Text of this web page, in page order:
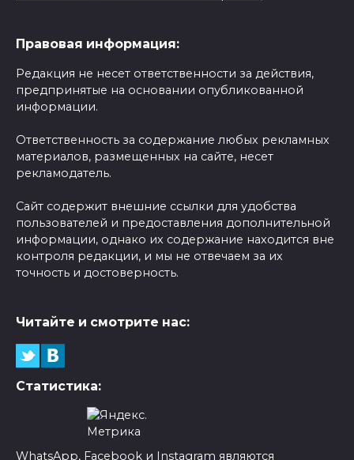
Правовая информация:
Редакция не несет ответственности за действия,
предпринятые на основании опубликованной
информации.
Ответственность за содержание любых рекламных
материалов, размещенных на сайте, несет
рекламодатель.
Сайт содержит внешние ссылки для удобства
пользователей и предоставления дополнительной
информации, однако их содержание находится вне
контроля редакции, и мы не отвечаем за их
точность и достоверность.
Читайте и смотрите нас:
Статистика:
WhatsApp, Facebook и Instagram являются